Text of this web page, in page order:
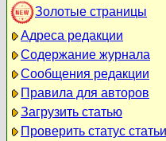
Золотые страницы
Адреса редакции
Содержание журнала
Сообщения редакции
Правила для авторов
Загрузить статью
Проверить статус статьи